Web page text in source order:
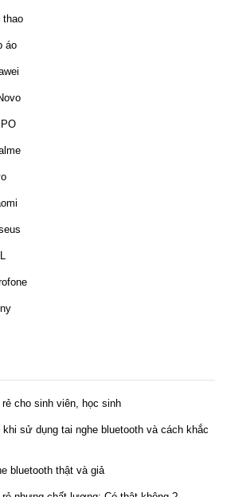
thao
áo
cho sinh viên, học sinh
sử dụng tai nghe bluetooth và cách khắc
bluetooth thật và giả